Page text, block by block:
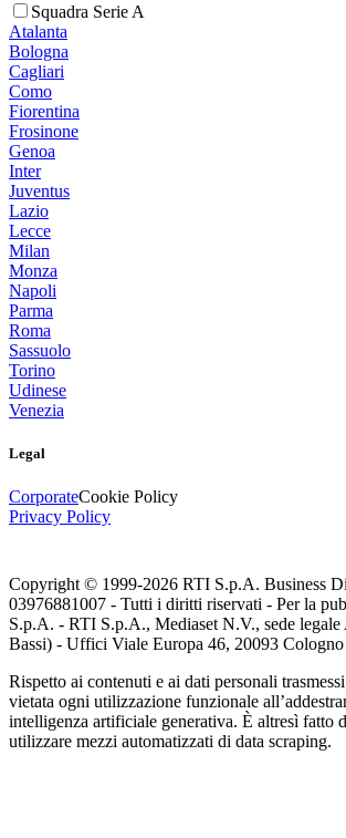
Squadra Serie A
Atalanta
Bologna
Cagliari
Como
Fiorentina
Frosinone
Genoa
Inter
Juventus
Lazio
Lecce
Milan
Monza
Napoli
Parma
Roma
Sassuolo
Torino
Udinese
Venezia
Legal
CorporateCookie Policy
Privacy Policy
Copyright © 1999-2026 RTI S.p.A. Business
03976881007 - Tutti i diritti riservati - Per la
S.p.A. - RTI S.p.A., Mediaset N.V., sede legale
Bassi) - Uffici Viale Europa 46, 20093
Rispetto ai contenuti e ai dati personali
vietata ogni utilizzazione funzionale
intelligenza artificiale generativa. È altresì fatto
utilizzare mezzi automatizzati di data scraping.